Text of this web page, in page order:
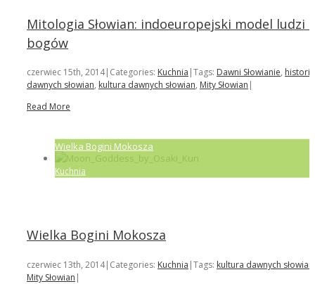
Mitologia Słowian: indoeuropejski model ludzi i
bogów
czerwiec 15th, 2014| Categories: Kuchnia |Tags: Dawni Słowianie, historia
dawnych słowian, kultura dawnych słowian, Mity Słowian |
Read More
Wielka Bogini Mokosza
Kuchnia
Wielka Bogini Mokosza
czerwiec 13th, 2014| Categories: Kuchnia |Tags: kultura dawnych słowian
Mity Słowian |